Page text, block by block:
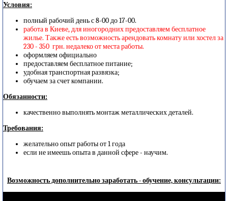
Условия:
полный рабочий день с 8-00 до 17-00.
работа в Киеве, для иногородних предоставляем бесплатное
жилье. Также есть возможность арендовать комнату или хостел за
230 - 350 грн. недалеко от места работы.
оформляем официально
предоставляем бесплатное питание;
удобная транспортная развязка;
обучаем за счет компании.
Обязанности:
качественно выполнять монтаж металлических деталей.
Требования:
желательно опыт работы от 1 года
если не имеешь опыта в данной сфере - научим.
Возможность дополнительно заработать - обучение, консультации: